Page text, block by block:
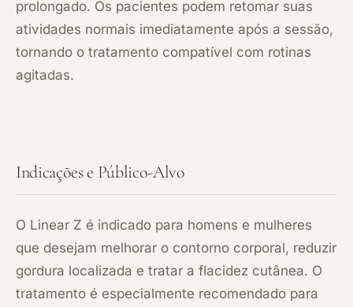
prolongado. Os pacientes podem retomar suas
atividades normais imediatamente após a sessão,
tornando o tratamento compatível com rotinas
agitadas.
Indicações e Público-Alvo
O Linear Z é indicado para homens e mulheres
que desejam melhorar o contorno corporal, reduzir
gordura localizada e tratar a flacidez cutânea. O
tratamento é especialmente recomendado para